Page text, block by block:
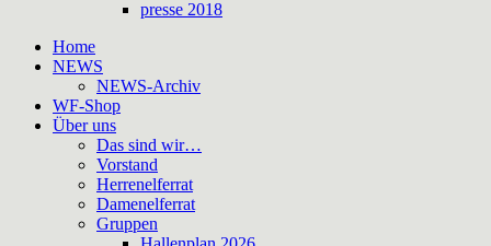
presse 2018
Home
NEWS
NEWS-Archiv
WF-Shop
Über uns
Das sind wir…
Vorstand
Herrenelferrat
Damenelferrat
Gruppen